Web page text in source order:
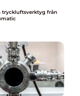
tryckluftsverktyg från